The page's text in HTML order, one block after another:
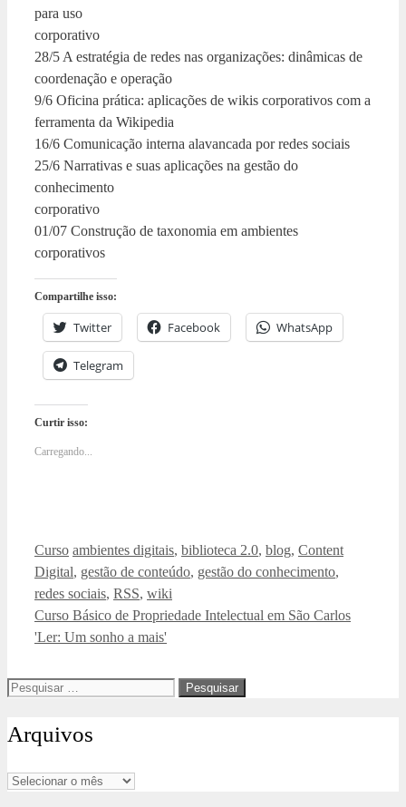
para uso
corporativo
28/5 A estratégia de redes nas organizações: dinâmicas de
coordenação e operação
9/6 Oficina prática: aplicações de wikis corporativos com a
ferramenta da Wikipedia
16/6 Comunicação interna alavancada por redes sociais
25/6 Narrativas e suas aplicações na gestão do
conhecimento
corporativo
01/07 Construção de taxonomia em ambientes
corporativos
Compartilhe isso:
Twitter Facebook WhatsApp
Telegram
Curtir isso:
Carregando...
Categorias
Curso Tags
ambientes digitais, biblioteca 2.0, blog, Content
Digital, gestão de conteúdo, gestão do conhecimento,
redes sociais, RSS, wiki
Curso Básico de Propriedade Intelectual em São Carlos
'Ler: Um sonho a mais'
Pesquisar
Arquivos
Arquivos